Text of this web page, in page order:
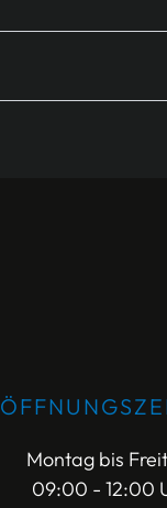
Montag bis
09:00 - 12:00